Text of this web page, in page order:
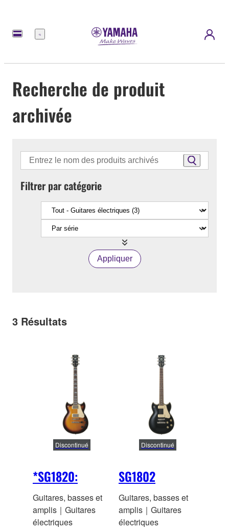
Menu
Recherche de produit
archivée
Filtrer par catégorie
Appliquer
3 Résultats
*SG1820:
Discontinué
Guitares, basses et
amplis｜Guitares
électriques
SG1802
Discontinué
Guitares, basses et
amplis｜Guitares
électriques